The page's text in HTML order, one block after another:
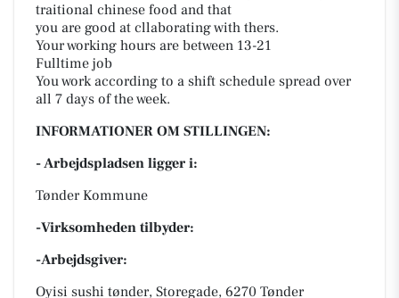
traitional chinese food and that
you are good at cllaborating with thers.
Your working hours are between 13-21
Fulltime job
You work according to a shift schedule spread over
all 7 days of the week.
INFORMATIONER OM STILLINGEN:
- Arbejdspladsen ligger i:
Tønder Kommune
-Virksomheden tilbyder:
-Arbejdsgiver:
Oyisi sushi tønder, Storegade, 6270 Tønder